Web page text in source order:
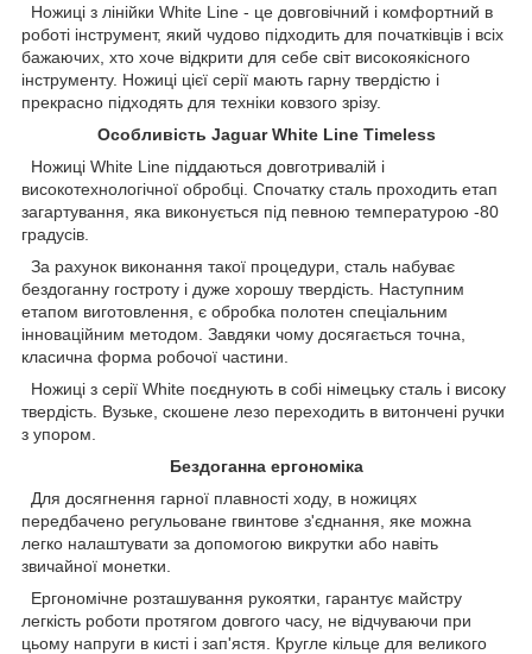
Ножиці з лінійки White Line - це довговічний і комфортний в
роботі інструмент, який чудово підходить для початківців і всіх
бажаючих, хто хоче відкрити для себе світ високоякісного
інструменту. Ножиці цієї серії мають гарну твердістю і
прекрасно підходять для техніки ковзого зрізу.
Особливість Jaguar White Line Timeless
Ножиці White Line піддаються довготривалій і
високотехнологічної обробці. Спочатку сталь проходить етап
загартування, яка виконується під певною температурою -80
градусів.
За рахунок виконання такої процедури, сталь набуває
бездоганну гостроту і дуже хорошу твердість. Наступним
етапом виготовлення, є обробка полотен спеціальним
інноваційним методом. Завдяки чому досягається точна,
класична форма робочої частини.
Ножиці з серії White поєднують в собі німецьку сталь і високу
твердість. Вузьке, скошене лезо переходить в витончені ручки
з упором.
Бездоганна ергономіка
Для досягнення гарної плавності ходу, в ножицях
передбачено регульоване гвинтове з'єднання, яке можна
легко налаштувати за допомогою викрутки або навіть
звичайної монетки.
Ергономічне розташування рукоятки, гарантує майстру
легкість роботи протягом довгого часу, не відчуваючи при
цьому напруги в кисті і зап'ястя. Кругле кільце для великого